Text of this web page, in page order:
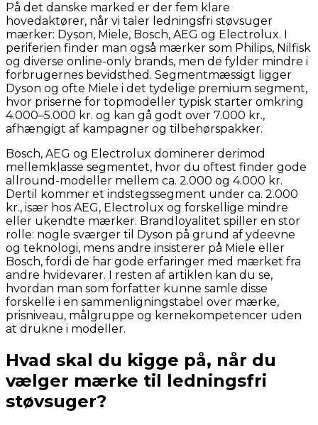
På det danske marked er der fem klare
hovedaktører, når vi taler ledningsfri støvsuger
mærker: Dyson, Miele, Bosch, AEG og Electrolux. I
periferien finder man også mærker som Philips, Nilfisk
og diverse online-only brands, men de fylder mindre i
forbrugernes bevidsthed. Segmentmæssigt ligger
Dyson og ofte Miele i det tydelige premium segment,
hvor priserne for topmodeller typisk starter omkring
4.000–5.000 kr. og kan gå godt over 7.000 kr.,
afhængigt af kampagner og tilbehørspakker.
Bosch, AEG og Electrolux dominerer derimod
mellemklasse segmentet, hvor du oftest finder gode
allround-modeller mellem ca. 2.000 og 4.000 kr.
Dertil kommer et indstegssegment under ca. 2.000
kr., især hos AEG, Electrolux og forskellige mindre
eller ukendte mærker. Brandloyalitet spiller en stor
rolle: nogle sværger til Dyson på grund af ydeevne
og teknologi, mens andre insisterer på Miele eller
Bosch, fordi de har gode erfaringer med mærket fra
andre hvidevarer. I resten af artiklen kan du se,
hvordan man som forfatter kunne samle disse
forskelle i en sammenligningstabel over mærke,
prisniveau, målgruppe og kernekompetencer uden
at drukne i modeller.
Hvad skal du kigge på, når du
vælger mærke til ledningsfri
støvsuger?